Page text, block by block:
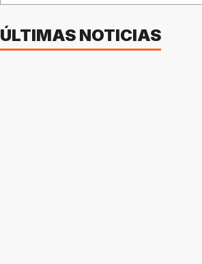
ÚLTIMAS NOTICIAS